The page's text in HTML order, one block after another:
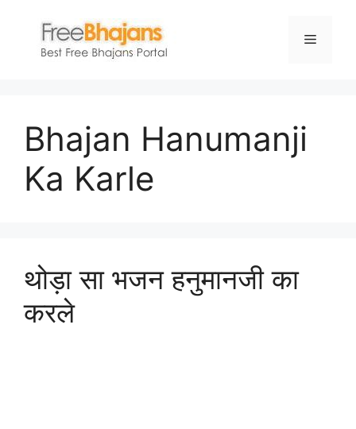
content
Menu
Bhajan Hanumanji
Ka Karle
थोड़ा सा भजन हनुमानजी का
करले